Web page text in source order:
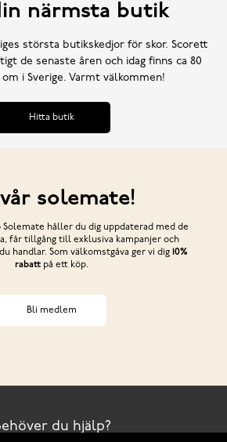
närmsta butik
största butikskedjor för skor. Scorett
de senaste åren och idag finns ca 80
i Sverige. Varmt välkommen!
Hitta butik
solemate!
håller du dig uppdaterad med de
får tillgång till exklusiva kampanjer och
handlar. Som välkomstgåva ger vi dig10%
rabattpå ett köp.
Bli medlem
du hjälp?